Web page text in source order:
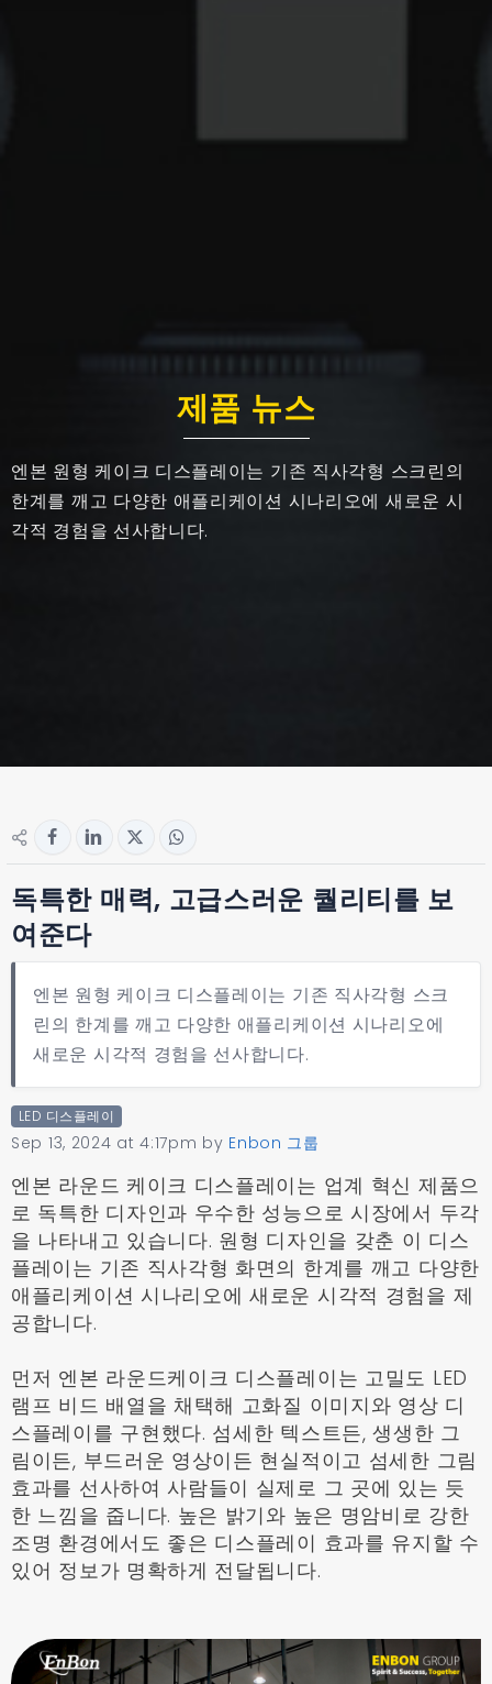
제품 뉴스
엔본 원형 케이크 디스플레이는 기존 직사각형 스크린의
한계를 깨고 다양한 애플리케이션 시나리오에 새로운 시
각적 경험을 선사합니다.
독특한 매력, 고급스러운 퀄리티를 보
여준다
엔본 원형 케이크 디스플레이는 기존 직사각형 스크
린의 한계를 깨고 다양한 애플리케이션 시나리오에
새로운 시각적 경험을 선사합니다.
LED 디스플레이
Sep 13, 2024 at 4:17pm by Enbon 그룹
엔본 라운드 케이크 디스플레이는 업계 혁신 제품으
로 독특한 디자인과 우수한 성능으로 시장에서 두각
을 나타내고 있습니다. 원형 디자인을 갖춘 이 디스
플레이는 기존 직사각형 화면의 한계를 깨고 다양한
애플리케이션 시나리오에 새로운 시각적 경험을 제
공합니다.
먼저 엔본 라운드케이크 디스플레이는 고밀도 LED
램프 비드 배열을 채택해 고화질 이미지와 영상 디
스플레이를 구현했다. 섬세한 텍스트든, 생생한 그
림이든, 부드러운 영상이든 현실적이고 섬세한 그림
효과를 선사하여 사람들이 실제로 그 곳에 있는 듯
한 느낌을 줍니다. 높은 밝기와 높은 명암비로 강한
조명 환경에서도 좋은 디스플레이 효과를 유지할 수
있어 정보가 명확하게 전달됩니다.